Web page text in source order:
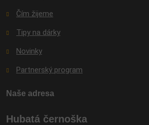
Čím žijeme
Tipy na dárky
Novinky
Partnerský program
Naše adresa
Hubatá černoška